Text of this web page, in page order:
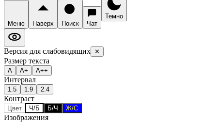
Меню Наверх Поиск Чат
Темно
Версия для слабовидящих ✕
Размер текста
А А+ А++
Интервал
1.5 1.9 2.4
Контраст
Цвет Ч/Б Б/Ч Ж/С
Изображения